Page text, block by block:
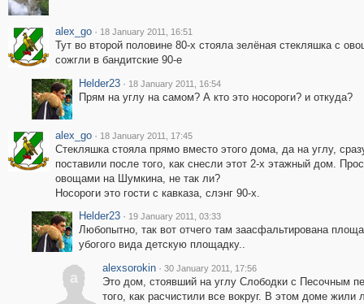
alex_go · 18 January 2011, 16:51
Тут во второй половине 80-х стояла зелёная стекляшка с
сожгли в бандитские 90-е
Helder23 · 18 January 2011, 16:54
Прям на углу на самом? А кто это носороги? и откуда?
alex_go · 18 January 2011, 17:45
Стекляшка стояла прямо вместо этого дома, да на углу,
поставили после того, как снесли этот 2-х этажный дом.
овощами на Шумкина, не так ли?
Носороги это гости с кавказа, слэнг 90-х.
Helder23 · 19 January 2011, 03:33
Любопытно, так вот отчего там заасфальтирована
убогого вида детскую площадку..
a
alexsorokin · 30 January 2011, 17:56
Это дом, стоявший на углу Слободки с Песочным
того, как расчистили все вокруг. В этом доме